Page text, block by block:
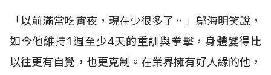
「以前滿常吃宵夜，現在少很多了。」鄔海明笑說，
如今他維持1週至少4天的重訓與拳擊，身體變得比
以往更有自覺，也更克制。在業界擁有好人緣的他，